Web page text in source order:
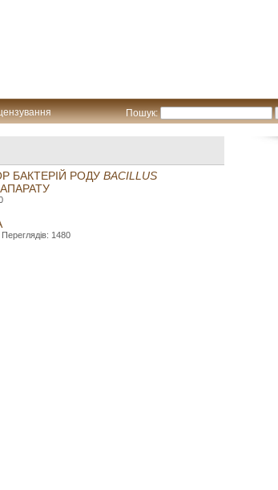
Пошук:
БАКТЕРІЙ РОДУ BACILLUS
1480